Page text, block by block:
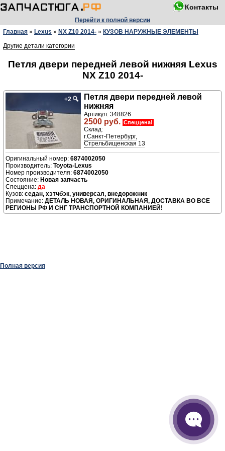
Контакты
Перейти к полной версии
Главная » Lexus » NX Z10 2014- » КУЗОВ НАРУЖНЫЕ ЭЛЕМЕНТЫ
Другие детали категории
Петля двери передней левой нижняя Lexus
NX Z10 2014-
+2 🔍
Петля двери передней левой
нижняя
Артикул: 348826
2500 руб. Спеццена!
Склад:
г.Санкт-Петербург,
Стрельбищенская 13
6874002050
Производитель: Toyota-Lexus
Номер производителя: 6874002050
Новая запчасть
да
седан, хэтчбэк, универсал, внедорожник
ДЕТАЛЬ НОВАЯ, ОРИГИНАЛЬНАЯ, ДОСТАВКА ВО ВСЕ
РЕГИОНЫ РФ И СНГ ТРАНСПОРТНОЙ КОМПАНИЕЙ!
Полная версия